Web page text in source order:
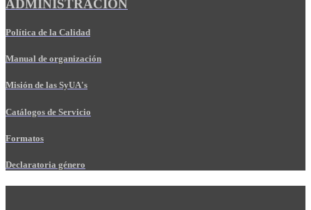
ADMINISTRACIÓN
Política de la Calidad
Manual de organización
Misión de las SyUA's
Catálogos de Servicio
Formatos
Declaratoria género